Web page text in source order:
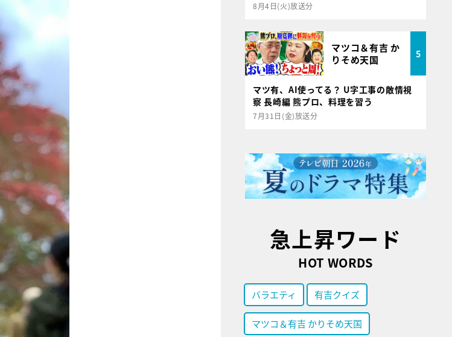
8月4日(火)放送分
マツコ＆有吉 か
りそめ天国
5
マツ有、AI使ってる？ U字工事の敵情視
察 長崎編 熊プロ、料理を習う
7月31日(金)放送分
急上昇ワード
HOT WORDS
バラエティ 有吉クイズ
マツコ＆有吉 かりそめ天国